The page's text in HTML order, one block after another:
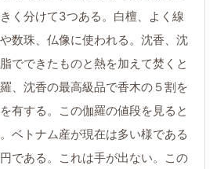
く分けて3つある。白檀、よく線
数珠、仏像に使われる。沈香、沈
でできたものと熱を加えて焚くと
、沈香の最高級品で香木の５割を
有する。この伽羅の値段を見ると
ベトナム産が現在は多い様である
である。これは手が出ない。この